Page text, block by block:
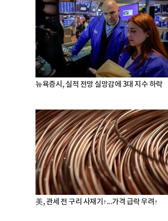
뉴욕증시, 실적 전망 실망감에 3대 지수 하락
美, 관세 전 구리 사재기↑...가격 급락 우려↑